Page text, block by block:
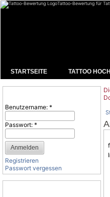
Tattoo-Bewertung für
STARTSEITE TATTOO
Benutzername: *
Passwort: *
Registrieren
Passwort vergessen